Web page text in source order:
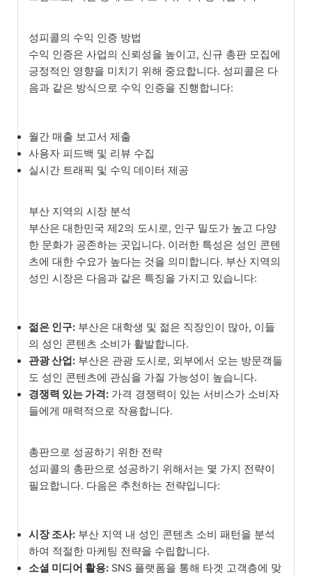
성피콜의 수익 인증 방법
수익 인증은 사업의 신뢰성을 높이고, 신규 총판 모집에
긍정적인 영향을 미치기 위해 중요합니다. 성피콜은 다
음과 같은 방식으로 수익 인증을 진행합니다:
월간 매출 보고서 제출
사용자 피드백 및 리뷰 수집
실시간 트래픽 및 수익 데이터 제공
부산 지역의 시장 분석
부산은 대한민국 제2의 도시로, 인구 밀도가 높고 다양
한 문화가 공존하는 곳입니다. 이러한 특성은 성인 콘텐
츠에 대한 수요가 높다는 것을 의미합니다. 부산 지역의
성인 시장은 다음과 같은 특징을 가지고 있습니다:
젊은 인구: 부산은 대학생 및 젊은 직장인이 많아, 이들
의 성인 콘텐츠 소비가 활발합니다.
관광 산업: 부산은 관광 도시로, 외부에서 오는 방문객들
도 성인 콘텐츠에 관심을 가질 가능성이 높습니다.
경쟁력 있는 가격: 가격 경쟁력이 있는 서비스가 소비자
들에게 매력적으로 작용합니다.
총판으로 성공하기 위한 전략
성피콜의 총판으로 성공하기 위해서는 몇 가지 전략이
필요합니다. 다음은 추천하는 전략입니다:
시장 조사: 부산 지역 내 성인 콘텐츠 소비 패턴을 분석
하여 적절한 마케팅 전략을 수립합니다.
소셜 미디어 활용: SNS 플랫폼을 통해 타겟 고객층에 맞